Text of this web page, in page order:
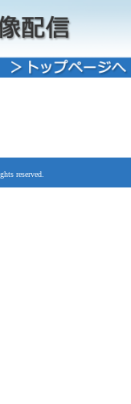
reserved.